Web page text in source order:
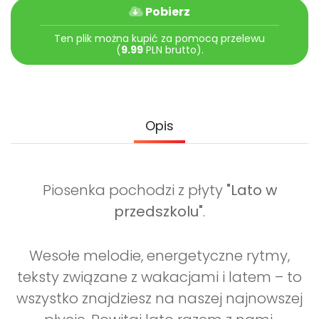
Archiwalne numery
Pomoc
Promocje
Pobierz
Ten plik można kupić za pomocą przelewu
(9.99PLN brutto).
Opis
Piosenka pochodzi z płyty "Lato w
przedszkolu".
Wesołe melodie, energetyczne rytmy,
teksty związane z wakacjami i latem – to
wszystko znajdziesz na naszej najnowszej